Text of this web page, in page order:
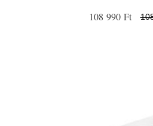
108 990 Ft